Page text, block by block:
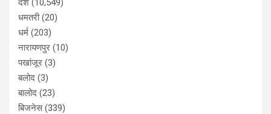
देश (10,549)
धमतरी(20)
धर्म (203)
नारायणपुर (10)
पखांजूर (3)
बलोद (3)
बालोद (23)
बिजनेस(339)